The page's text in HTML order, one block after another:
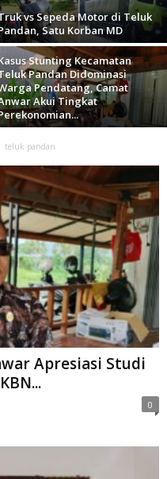
vs Sepeda Motor di Teluk
Satu Korban MD
Stunting Kecamatan
Pandan Didominasi
Pendatang, Camat
Akui Tingkat
teluk pandan
Apresiasi Studi
0